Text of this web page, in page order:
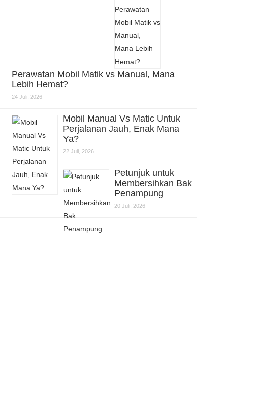
Perawatan Mobil Matik vs Manual, Mana
Lebih Hemat?
24 Juli, 2026
Mobil Manual Vs Matic Untuk
Perjalanan Jauh, Enak Mana
Ya?
22 Juli, 2026
Petunjuk untuk
Membersihkan Bak
Penampung
20 Juli, 2026